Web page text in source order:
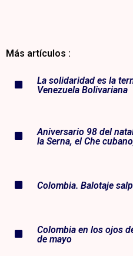
Más artículos :
La solidaridad es la
Venezuela Bolivariana
Aniversario 98 del
la Serna, el Che
Colombia. Balotaje
Colombia en los ojos
de mayo